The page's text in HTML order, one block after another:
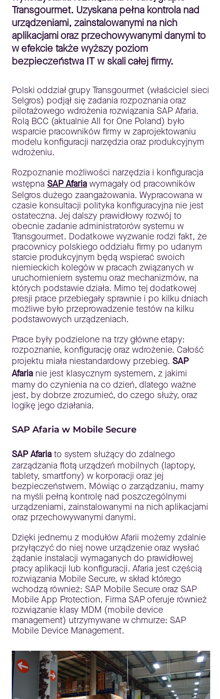
Transgourmet. Uzyskana pełna kontrola nad
urządzeniami, zainstalowanymi na nich
aplikacjami oraz przechowywanymi danymi to
w efekcie także wyższy poziom
bezpieczeństwa IT w skali całej firmy.
Polski oddział grupy Transgourmet (właściciel sieci
Selgros) podjął się zadania rozpoznania oraz
pilotażowego wdrożenia rozwiązania SAP Afaria.
Rolą BCC (aktualnie All for One Poland) było
wsparcie pracowników firmy w zaprojektowaniu
modelu konfiguracji narzędzia oraz produkcyjnym
wdrożeniu.
Rozpoznanie możliwości narzędzia i konfiguracja
wstępna SAP Afaria wymagały od pracowników
Selgros dużego zaangażowania. Wypracowana w
czasie konsultacji polityka konfiguracyjna nie jest
ostateczna. Jej dalszy prawidłowy rozwój to
obecnie zadanie administratorów systemu w
Transgourmet. Dodatkowe wyzwanie rodzi fakt, że
pracownicy polskiego oddziału firmy po udanym
starcie produkcyjnym będą wspierać swoich
niemieckich kolegów w pracach związanych w
uruchomieniem systemu oraz mechanizmów, na
których podstawie działa. Mimo tej dodatkowej
presji prace przebiegały sprawnie i po kilku dniach
możliwe było przeprowadzenie testów na kilku
podstawowych urządzeniach.
Prace były podzielone na trzy główne etapy:
rozpoznanie, konfigurację oraz wdrożenie. Całość
projektu miała niestandardowy przebieg. SAP
Afaria nie jest klasycznym systemem, z jakimi
mamy do czynienia na co dzień, dlatego ważne
jest, by dobrze zrozumieć, do czego służy, oraz
logikę jego działania.
SAP Afaria w Mobile Secure
SAP Afaria to system służący do zdalnego
zarządzania flotą urządzeń mobilnych (laptopy,
tablety, smartfony) w korporacji oraz jej
bezpieczeństwem. Mówiąc o zarządzaniu, mamy
na myśli pełną kontrolę nad poszczególnymi
urządzeniami, zainstalowanymi na nich aplikacjami
oraz przechowywanymi danymi.
Dzięki jednemu z modułów Afarii możemy zdalnie
przyłączyć do niej nowe urządzenie oraz wysłać
żądanie instalacji wymaganych do prawidłowej
pracy aplikacji lub konfiguracji. Afaria jest częścią
rozwiązania Mobile Secure, w skład którego
wchodzą również: SAP Mobile Secure oraz SAP
Mobile App Protection. Firma SAP oferuje również
rozwiązanie klasy MDM (mobile device
management) utrzymywane w chmurze: SAP
Mobile Device Management.